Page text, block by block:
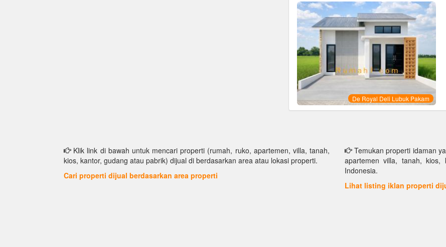
De Royal Deli Lubuk Pakam
Klik link di bawah untuk mencari properti (rumah, ruko, apartemen, villa, tanah,
kios, kantor, gudang atau pabrik) dijual di berdasarkan area atau lokasi properti.
Cari properti dijual berdasarkan area properti
Temukan properti idaman
apartemen villa, tanah,
Indonesia.
Lihat listing iklan properti